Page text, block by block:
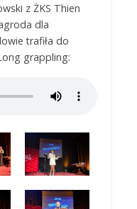
z ŻKS Thien
dla
trafiła do
grappling: